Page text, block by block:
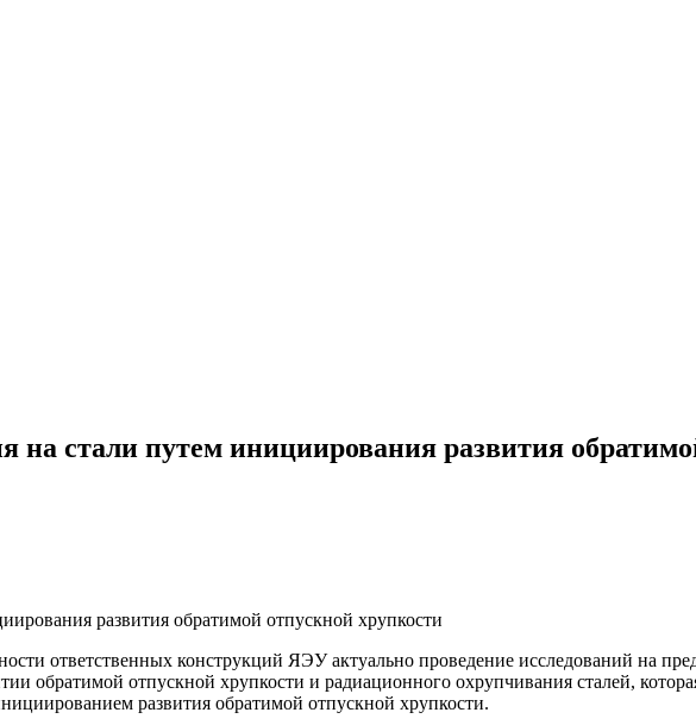
на стали путем инициирования развития
ответственных конструкций ЯЭУ актуально проведение исследований на
обратимой отпускной хрупкости и радиационного охрупчивания сталей,
развития обратимой отпускной хрупкости.